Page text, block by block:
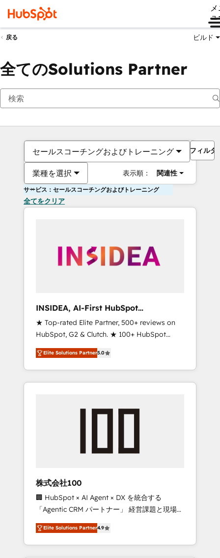
ュ
戻る ビルド
全てのSolutions Partner
セールスコーチングおよびトレーニング
業種を選択 表示順： 関連性
フィルタ
サービス：セールスコーチングおよびトレーニング
全てをクリア
INSIDEA, AI-First HubSpot
Onboarding & RevOps
★ Top-rated Elite Partner, 500+ reviews on
HubSpot, G2 & Clutch. ★ 100+ HubSpot
Certified Experts & Trainers across the team
★ 1,500+ implementations across five
continents ★ AI-First, RevOps-led,
Onboarding obsessed ★ Company of the
engine. We onboard your team, migrate your
from any legacy CRM. Zero downtime, full
data integrity. ➤ Implementation: Configure
HubSpot to run your revenue process. Sales,
marketing, and service wired together. ➤ AI
and Integrations: Layer Breeze AI, custom
agents, and APIs to remove manual work. ➤
Elite Solutions Partner5.0
株式会社100
🏢 HubSpot × AI Agent × DX を統合する
「Agentic CRM パートナー」 経営課題と現場業
務をつなぐAIネイティブ・エージェンシーとし
て、HubSpot Eliteの実装力で顧客フロント業務
を再設計します。 💡 100inc は何をする会社
Elite Solutions Partner4.9